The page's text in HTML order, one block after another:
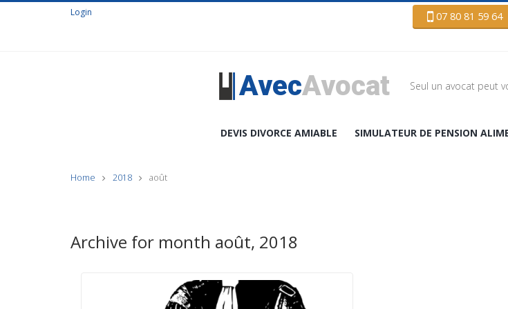
Login 07 80 81 59 64
AvecAvocat Seul un avocat peut
DEVIS DIVORCE AMIABLE SIMULATEUR DE PENSION
Home 2018 août
Archive for month août, 2018